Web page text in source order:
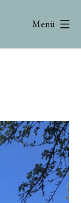
Menü